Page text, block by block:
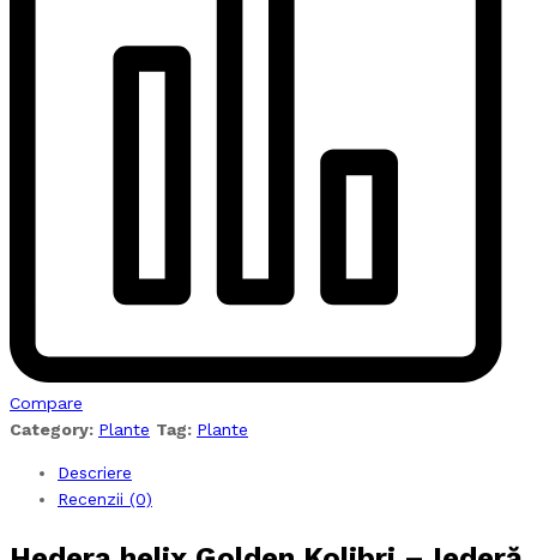
Compare
Category: Plante Tag: Plante
Descriere
Recenzii (0)